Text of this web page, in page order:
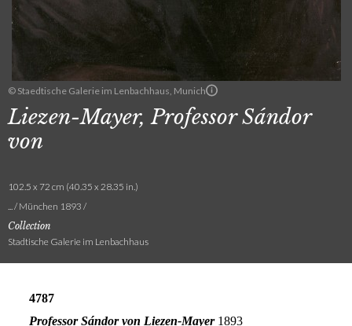
© Staedtische Galerie im Lenbachhaus, Munich
Liezen-Mayer, Professor Sándor
von
102.5 x 72 cm (40.35 x 28.35 in.)
... / München 1893 /
Collection
Stadtische Galerie im Lenbachhaus